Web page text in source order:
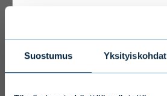
Suostumus Yksityiskohdat
Primary